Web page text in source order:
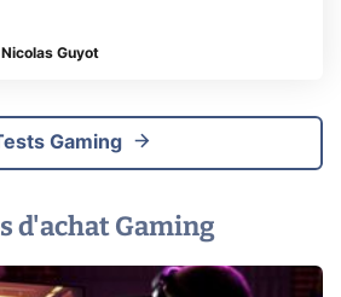
Nicolas Guyot
Gaming
d'achat Gaming